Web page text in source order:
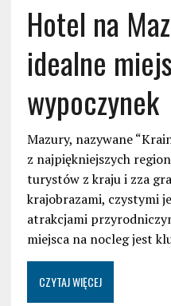
Hotel na
idealne
wypoczynek
Mazury, nazywane
z najpiękniejszych
turystów z kraju i zza
krajobrazami, czystymi
atrakcjami
miejsca na nocleg jest
CZYTAJ WIĘCEJ